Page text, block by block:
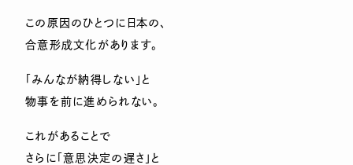
この原因のひとつに日本の、
合意形成文化があります。
「みんなが納得しない」と
物事を前に進められない。
これがあることで
さらに「意思決定の遅さ」と